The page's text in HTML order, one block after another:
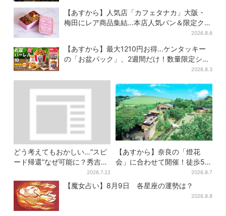
【あすから】人気店「カフェタナカ」大阪・
梅田にレア商品集結…本店人気パン＆限定クッ
2026.8.6
【あすから】最大1210円お得…ケンタッキー
の「お盆パック」、2週間だけ！数量限定シー
2026.8.3
どう考えてもおかしい…“スピ
ード帰還”なぜ可能に？秀吉が
噂した、3人目の謀反人【豊臣
兄弟】
2026.7.22
【あすから】奈良の「燈花
会」に合わせて開催！徒歩5
分…結婚式場が“バル”に、前後
で食事が楽しめる
2026.8.7
【魔女占い】8月9日 各星座の運勢は？
2026.8.8